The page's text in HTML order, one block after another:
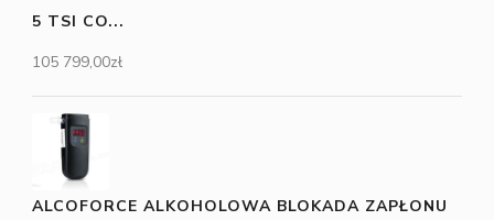
5 TSI CO...
105 799,00zł
ALCOFORCE ALKOHOLOWA BLOKADA ZAPŁONU